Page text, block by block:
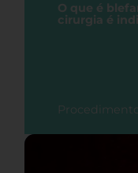
O que é
cirurgia é